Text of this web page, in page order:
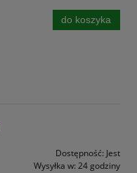
do koszyka
Dostępność: Jest
Wysyłka w: 24 godziny